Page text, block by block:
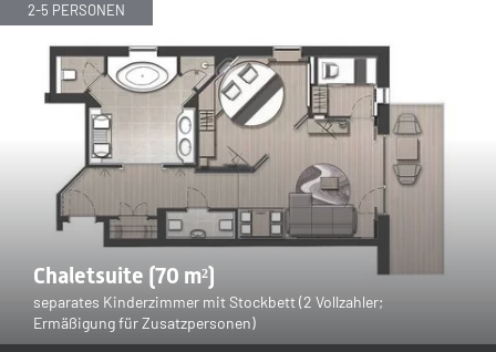
2-5 PERSONEN
Chaletsuite (70 m²)
separates Kinderzimmer mit Stockbett (2 Vollzahler;
Ermäßigung für Zusatzpersonen)